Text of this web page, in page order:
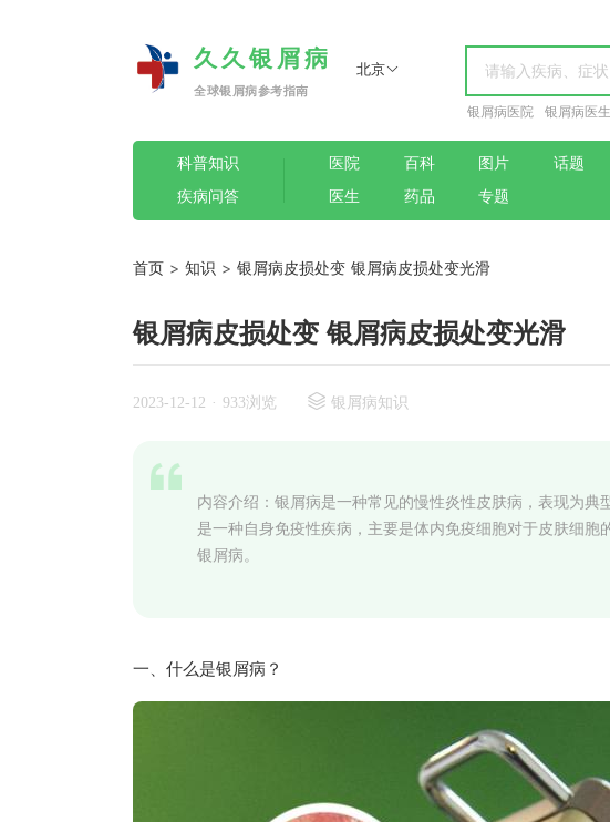
久久银屑病
全球银屑病参考指南
北京
银屑病医院 银屑病医生
科普知识
疾病问答
医院
医生
百科
药品
图片
专题
话题
首页 > 知识 > 银屑病皮损处变 银屑病皮损处变光滑
银屑病皮损处变 银屑病皮损处变光滑
2023-12-12 · 933浏览 银屑病知识
内容介绍： 银屑病是一种常见的慢性炎性皮肤病，表现为典
是一种自身免疫性疾病，主要是体内免疫细胞对于皮肤细
银屑病。
一、什么是银屑病？